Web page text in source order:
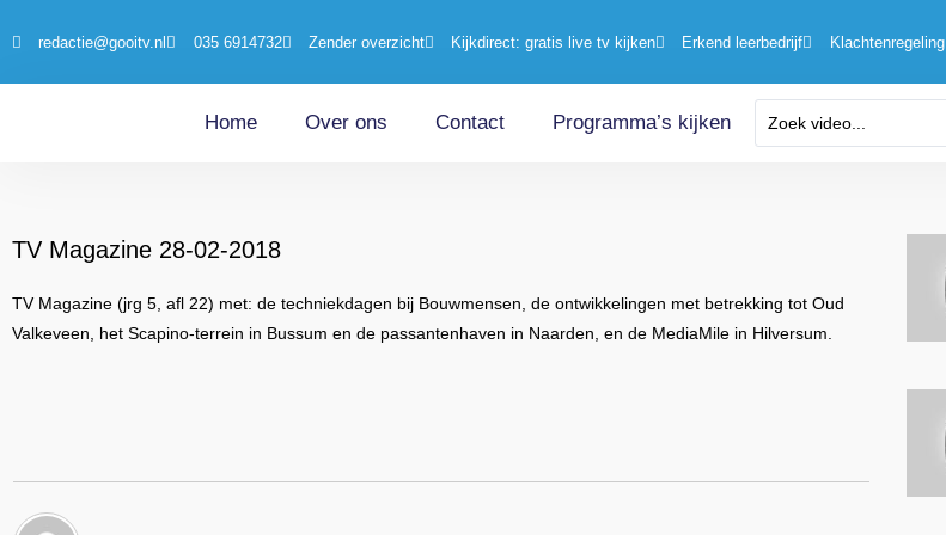
redactie@gooitv.nl 035 6914732 Zender overzicht Kijkdirect: gratis live tv kijken Erkend leerbedrijf Klachtenregeling
Home Over ons Contact Programma’s kijken
TV Magazine 28-02-2018
TV Magazine (jrg 5, afl 22) met: de techniekdagen bij Bouwmensen, de ontwikkelingen met betrekking tot Oud
Valkeveen, het Scapino-terrein in Bussum en de passantenhaven in Naarden, en de MediaMile in Hilversum.